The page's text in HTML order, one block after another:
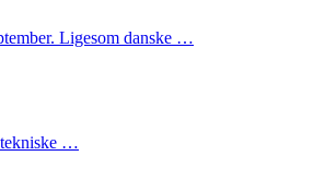
Ligesom danske …
tekniske …